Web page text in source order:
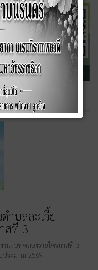
ำบลละเวี้ย
สที่ 3
านงบทดลองรายไตรมาสที่ 3
ประมาณ 2569